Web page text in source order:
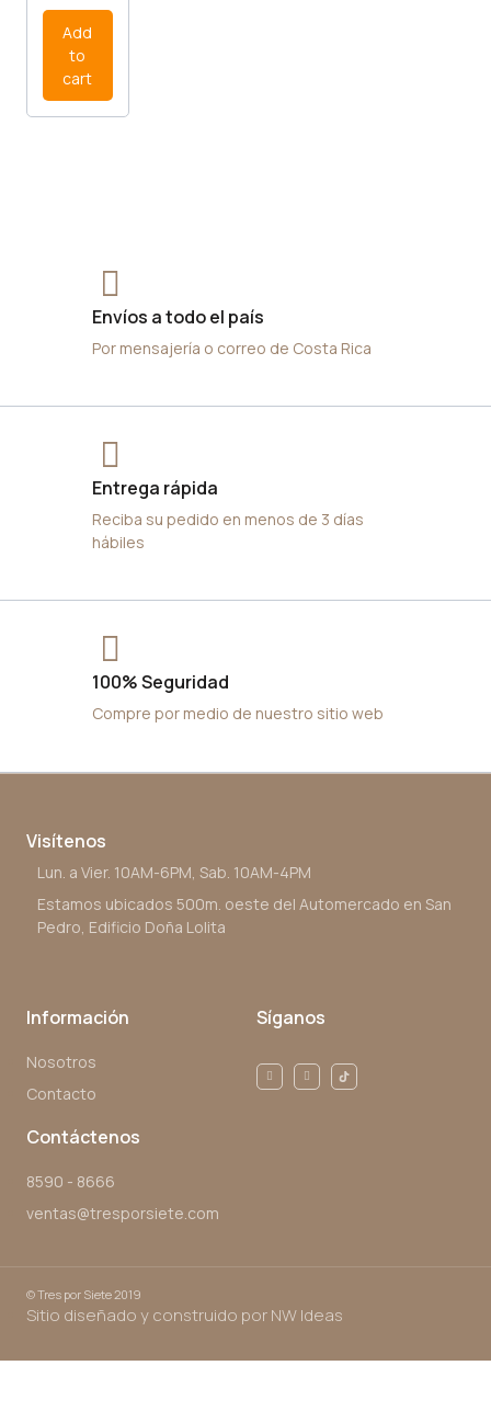
Add
to
cart
Envíos a todo el país
Por mensajería o correo de Costa Rica
Entrega rápida
Reciba su pedido en menos de 3 días
hábiles
100% Seguridad
Compre por medio de nuestro sitio web
Visítenos
Lun. a Vier. 10AM-6PM, Sab. 10AM-4PM
Estamos ubicados 500m. oeste del Automercado en San
Pedro, Edificio Doña Lolita
Información
Nosotros
Contacto
Síganos
Contáctenos
8590 - 8666
ventas@tresporsiete.com
©Tres por Siete 2019
Sitio diseñado y construido por NW Ideas